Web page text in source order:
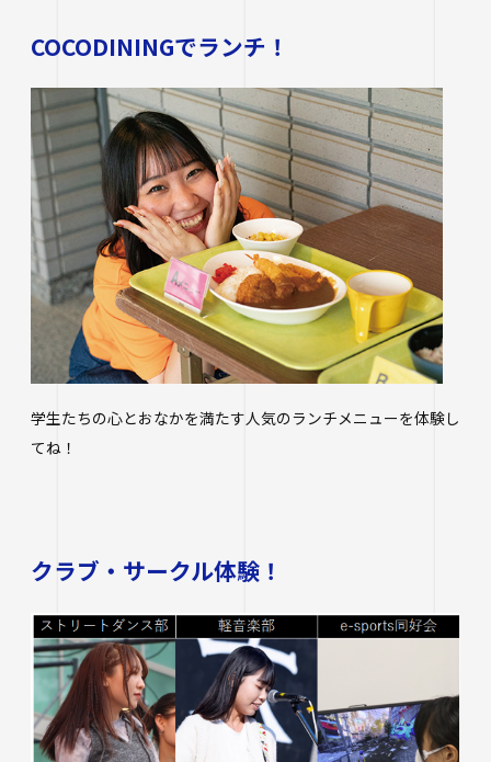
COCODININGでランチ！
学生たちの心とおなかを満たす人気のランチメニューを体験し
てね！
クラブ・サークル体験！